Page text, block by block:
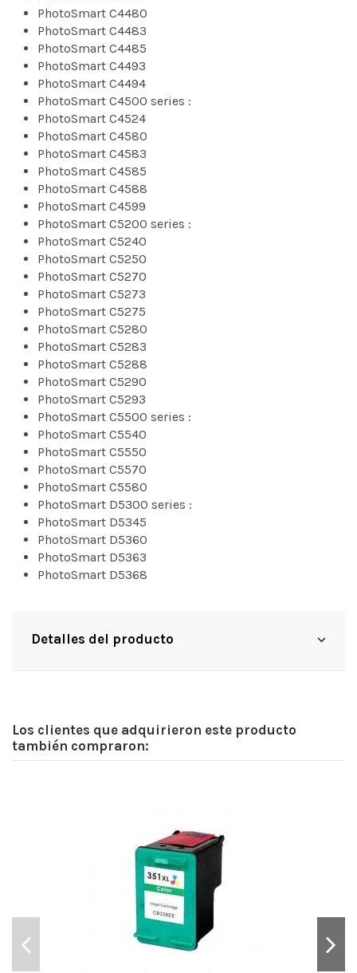
PhotoSmart C4480
PhotoSmart C4483
PhotoSmart C4485
PhotoSmart C4493
PhotoSmart C4494
PhotoSmart C4500 series :
PhotoSmart C4524
PhotoSmart C4580
PhotoSmart C4583
PhotoSmart C4585
PhotoSmart C4588
PhotoSmart C4599
PhotoSmart C5200 series :
PhotoSmart C5240
PhotoSmart C5250
PhotoSmart C5270
PhotoSmart C5273
PhotoSmart C5275
PhotoSmart C5280
PhotoSmart C5283
PhotoSmart C5288
PhotoSmart C5290
PhotoSmart C5293
PhotoSmart C5500 series :
PhotoSmart C5540
PhotoSmart C5550
PhotoSmart C5570
PhotoSmart C5580
PhotoSmart D5300 series :
PhotoSmart D5345
PhotoSmart D5360
PhotoSmart D5363
PhotoSmart D5368
Detalles del producto
Los clientes que adquirieron este producto
también compraron: